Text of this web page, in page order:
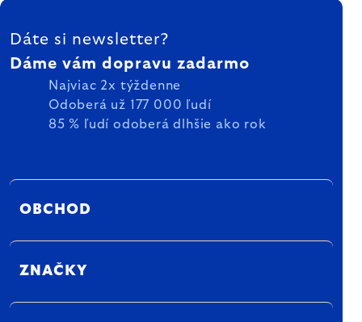
ZÁPÄTIE
Dáte si newsletter?
Dáme vám dopravu zadarmo
Najviac 2x týždenne
Odoberá už 177 000 ľudí
85 % ľudí odoberá dlhšie ako rok
OBCHOD
ZNAČKY